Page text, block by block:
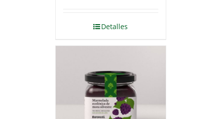
Detalles